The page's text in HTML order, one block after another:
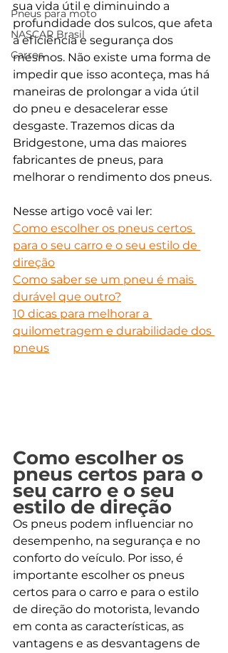
Pneus para moto
NASCAR Brasil
Carros
sua vida útil e diminuindo a
profundidade dos sulcos, que afeta
a eficiência e segurança dos
mesmos. Não existe uma forma de
impedir que isso aconteça, mas há
maneiras de prolongar a vida útil
do pneu e desacelerar esse
desgaste. Trazemos dicas da
Bridgestone, uma das maiores
fabricantes de pneus, para
melhorar o rendimento dos pneus.
Nesse artigo você vai ler:
Como escolher os pneus certos
para o seu carro e o seu estilo de
direção
Como saber se um pneu é mais
durável que outro?
10 dicas para melhorar a
quilometragem e durabilidade dos
pneus
Como escolher os
pneus certos para o
seu carro e o seu
estilo de direção
Os pneus podem influenciar no
desempenho, na segurança e no
conforto do veículo. Por isso, é
importante escolher os pneus
certos para o carro e para o estilo
de direção do motorista, levando
em conta as características, as
vantagens e as desvantagens de